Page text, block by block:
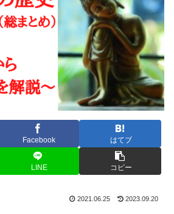
Facebook はてブ
LINE コピー
2021.06.25 2023.09.20